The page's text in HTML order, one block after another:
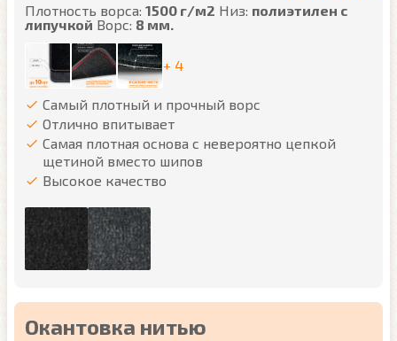
Плотность ворса: 1500 г/м2 Низ: полиэтилен с
липучкой Ворс: 8 мм.
+ 4
Самый плотный и прочный ворс
Отлично впитывает
Самая плотная основа с невероятно цепкой
щетиной вместо шипов
Высокое качество
Окантовка нитью